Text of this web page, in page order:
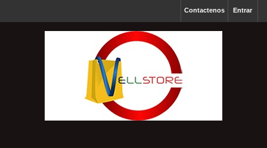
Entrar
Contactenos